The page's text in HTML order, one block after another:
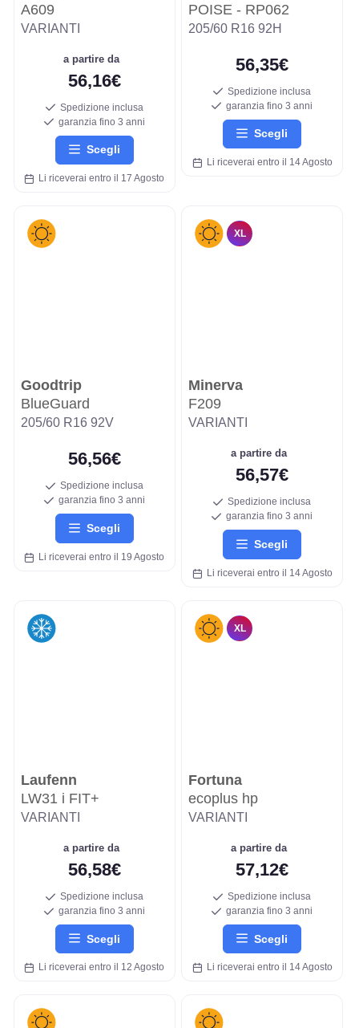
A609
VARIANTI
a partire da
56,16€
Spedizione inclusa
garanzia fino 3 anni
Scegli
Li riceverai entro il 17 Agosto
POISE - RP062
205/60 R16 92H
56,35€
Spedizione inclusa
garanzia fino 3 anni
Scegli
Li riceverai entro il 14 Agosto
Goodtrip
BlueGuard
205/60 R16 92V
56,56€
Spedizione inclusa
garanzia fino 3 anni
Scegli
Li riceverai entro il 19 Agosto
XL
Minerva
F209
VARIANTI
a partire da
56,57€
Spedizione inclusa
garanzia fino 3 anni
Scegli
Li riceverai entro il 14 Agosto
Laufenn
LW31 i FIT+
VARIANTI
a partire da
56,58€
Spedizione inclusa
garanzia fino 3 anni
Scegli
Li riceverai entro il 12 Agosto
XL
Fortuna
ecoplus hp
VARIANTI
a partire da
57,12€
Spedizione inclusa
garanzia fino 3 anni
Scegli
Li riceverai entro il 14 Agosto